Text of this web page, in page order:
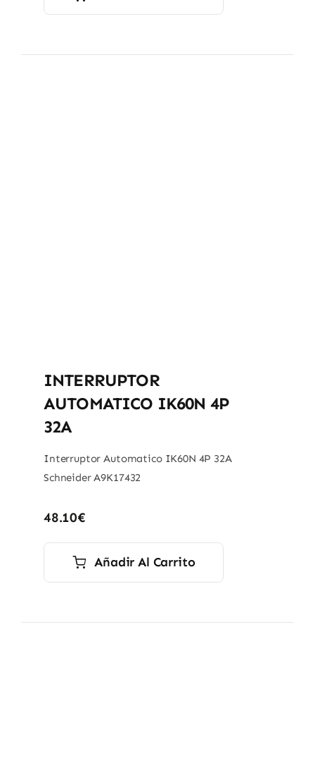
INTERRUPTOR
AUTOMATICO IK60N 4P
32A
Interruptor Automatico IK60N 4P 32A
Schneider A9K17432
48.10€
Añadir Al Carrito